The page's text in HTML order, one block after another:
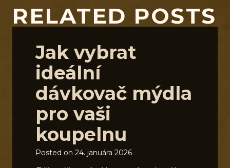
RELATED POSTS
Jak vybrat
ideální
dávkovač mýdla
pro vaši
koupelnu
Posted on 24. januára 2026